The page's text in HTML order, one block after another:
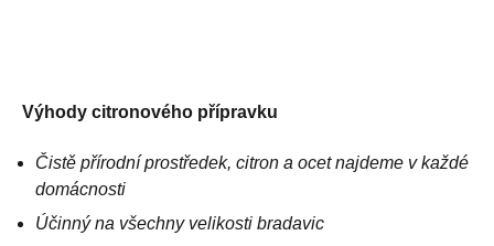
Výhody citronového přípravku
Čistě přírodní prostředek, citron a ocet najdeme v každé
domácnosti
Účinný na všechny velikosti bradavic